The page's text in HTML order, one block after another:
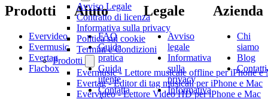
Avviso Legale
Contratto di licenza
Informativa sulla privacy
Politica sui cookie
Termini e Condizioni
Prodotti
Evermusic - Lettore musicale offline per iPhone e
Evertag - Editor di tag musicali per iPhone e Mac
Evervideo - Lettore Video HD per iPhone e Mac
Prodotti
Evervideo
Evermusic
Evertag
Flacbox
Aiuto
FAQ
Guida
pratica
Guida
utente
Contatta
Legale
Avviso
legale
Informativa
sulla
privacy
Informativa
Azienda
Chi
siamo
Blog
Contatti